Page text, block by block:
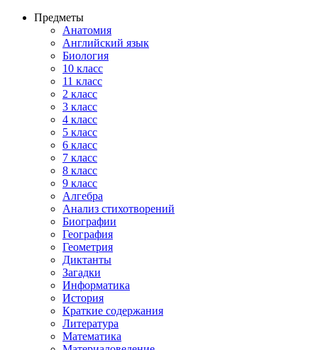
Предметы
Анатомия
Английский язык
Биология
10 класс
11 класс
2 класс
3 класс
4 класс
5 класс
6 класс
7 класс
8 класс
9 класс
Алгебра
Анализ стихотворений
Биографии
География
Геометрия
Диктанты
Загадки
Информатика
История
Краткие содержания
Литература
Математика